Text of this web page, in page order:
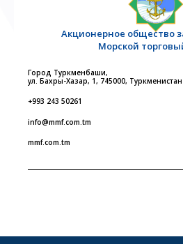
Акционерное общество
Морской
Город Туркменбаши,
ул. Бахры-Хазар, 1, 745000, Туркменистан
+993 243 50261
info@mmf.com.tm
mmf.com.tm